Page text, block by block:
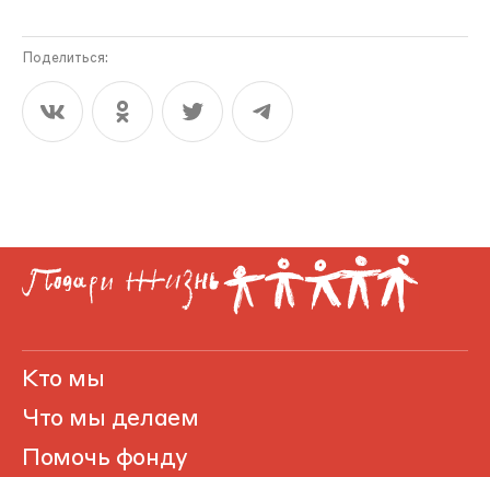
Поделиться:
Кто мы
Что мы делаем
Помочь фонду